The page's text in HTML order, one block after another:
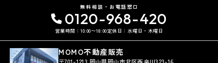
無料相談・お電話窓口
0120-968-420
営業時間：10:00〜18:00定休日：水曜日・木曜日
MOMO不動産販売
〒701-1213 岡山県岡山市北区西辛川323-16